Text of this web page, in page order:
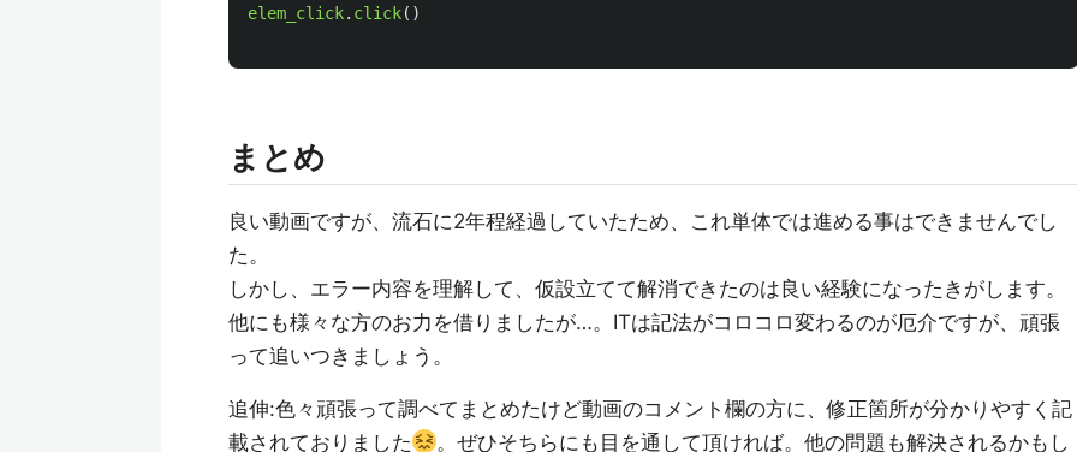
elem_click. click()
まとめ
良い動画ですが、流石に2年程経過していたため、これ単体では進める事はできませんでし
た。
しかし、エラー内容を理解して、仮設立てて解消できたのは良い経験になったきがします。
他にも様々な方のお力を借りましたが…。ITは記法がコロコロ変わるのが厄介ですが、頑張
って追いつきましょう。
追伸:色々頑張って調べてまとめたけど動画のコメント欄の方に、修正箇所が分かりやすく記
載されておりました
。ぜひそちらにも目を通して頂ければ。他の問題も解決されるかもし